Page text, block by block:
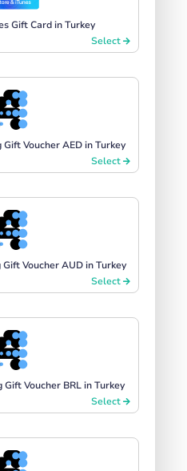
Gift Card in Turkey
Select
Voucher AED in Turkey
Select
Voucher AUD in Turkey
Select
Voucher BRL in Turkey
Select